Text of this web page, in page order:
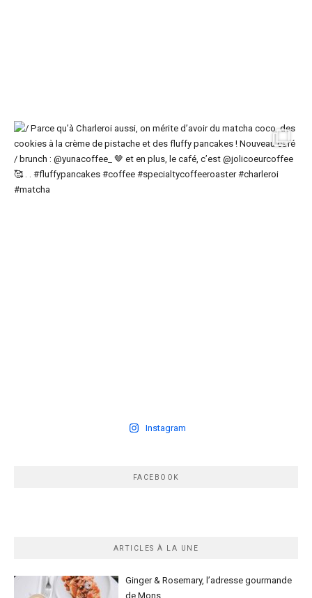
Instagram
FACEBOOK
ARTICLES À LA UNE
Ginger & Rosemary, l’adresse gourmande
de Mons